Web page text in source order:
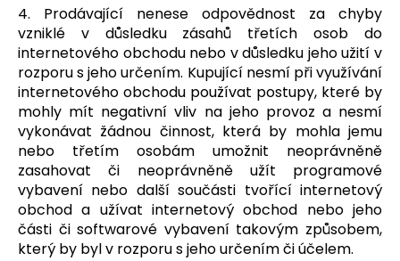
4. Prodávající nenese odpovědnost za chyby
vzniklé v důsledku zásahů třetích osob do
internetového obchodu nebo v důsledku jeho užití v
rozporu s jeho určením. Kupující nesmí při využívání
internetového obchodu používat postupy, které by
mohly mít negativní vliv na jeho provoz a nesmí
vykonávat žádnou činnost, která by mohla jemu
nebo třetím osobám umožnit neoprávněně
zasahovat či neoprávněně užít programové
vybavení nebo další součásti tvořící internetový
obchod a užívat internetový obchod nebo jeho
části či softwarové vybavení takovým způsobem,
který by byl v rozporu s jeho určením či účelem.